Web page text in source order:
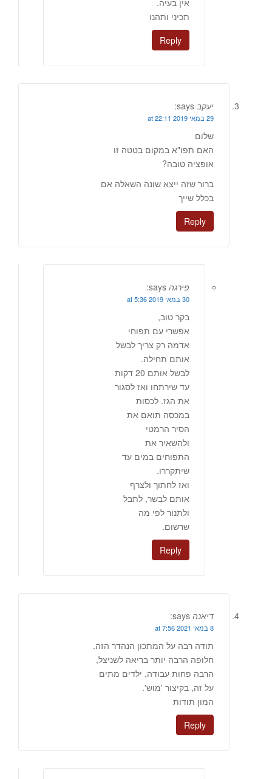
אין בעיה.
תכיני ותהנו
Reply
יעקב says:
29 במאי 2019 at 22:11
שלום
האם תפו"א במקום בטטה זו
אופציה טובה?
ברור שזה ייצא שונה השאלה אם
בכלל שייך
Reply
פירגה says:
30 במאי 2019 at 5:36
בקר טוב,
אפשרי עם תפוחי
אדמה רק צריך לבשל
אותם תחילה.
לבשל אותם 20 דקות
עד שירתחו ואז לסגור
את הגז. לכסות
במכסה תואם את
הסיר הרמטי
ולהשאיר את
התפוחים במים עד
שיתקררו.
ואז לחתוך ולצרף
אותם לבשר, לתבל
ולתנור לפי מה
שרשום.
Reply
דיאנה says:
8 במאי 2021 at 7:56
תודה רבה על המתכון הנהדר הזה.
חלופה הרבה יותר בריאה לשניצל,
הרבה פחות עבודה, ילדים מתים
על זה, בקיצור 'מוש'.
המון תודות
Reply